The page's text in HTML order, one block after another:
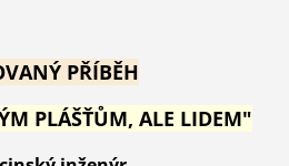
PŘÍBĚH
PLÁŠŤŮM, ALE LIDEM"